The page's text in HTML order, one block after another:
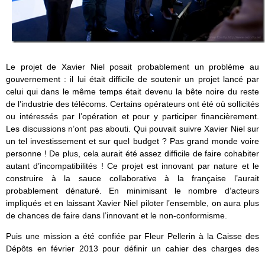
Le projet de Xavier Niel posait probablement un problème au
gouvernement : il lui était difficile de soutenir un projet lancé par
celui qui dans le même temps était devenu la bête noire du reste
de l’industrie des télécoms. Certains opérateurs ont été où sollicités
ou intéressés par l’opération et pour y participer financièrement.
Les discussions n’ont pas abouti. Qui pouvait suivre Xavier Niel sur
un tel investissement et sur quel budget ? Pas grand monde voire
personne ! De plus, cela aurait été assez difficile de faire cohabiter
autant d’incompatibilités ! Ce projet est innovant par nature et le
construire à la sauce collaborative à la française l’aurait
probablement dénaturé. En minimisant le nombre d’acteurs
impliqués et en laissant Xavier Niel piloter l’ensemble, on aura plus
de chances de faire dans l’innovant et le non-conformisme.
Puis une mission a été confiée par Fleur Pellerin à la Caisse des
Dépôts en février 2013 pour définir un cahier des charges des